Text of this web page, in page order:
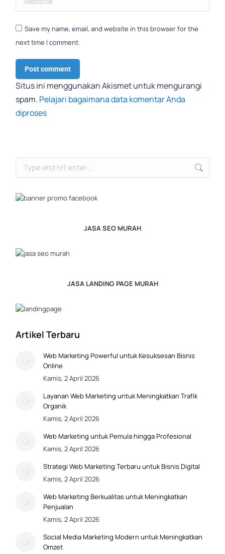
Save my name, email, and website in this browser for the
next time I comment.
Post comment
Situs ini menggunakan Akismet untuk mengurangi
spam. Pelajari bagaimana data komentar Anda
diproses
JASA SEO MURAH
JASA LANDING PAGE MURAH
Artikel Terbaru
Web Marketing Powerful untuk Kesuksesan Bisnis
Online
Kamis, 2 April 2026
Layanan Web Marketing untuk Meningkatkan Trafik
Organik
Kamis, 2 April 2026
Web Marketing untuk Pemula hingga Profesional
Kamis, 2 April 2026
Strategi Web Marketing Terbaru untuk Bisnis Digital
Kamis, 2 April 2026
Web Marketing Berkualitas untuk Meningkatkan
Penjualan
Kamis, 2 April 2026
Social Media Marketing Modern untuk Meningkatkan
Omzet